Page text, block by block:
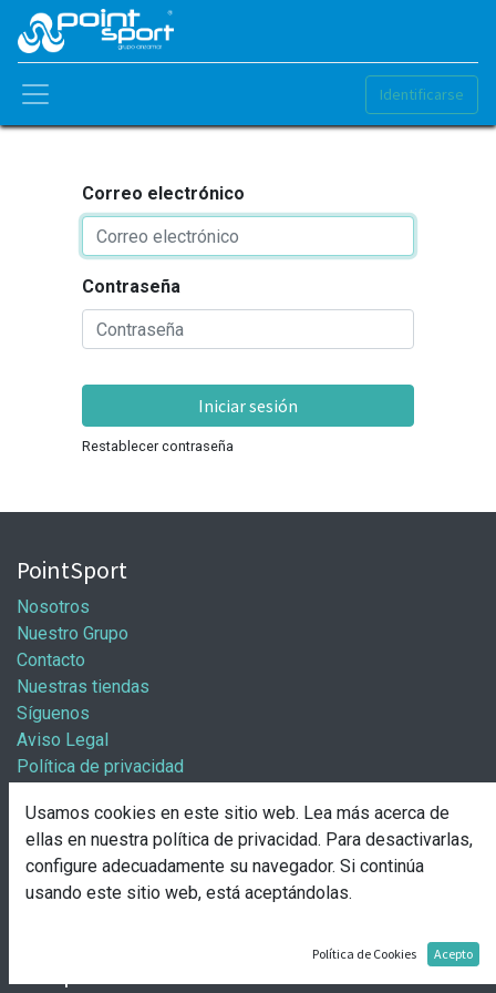
Identificarse
Correo electrónico
Contraseña
Iniciar sesión
Restablecer contraseña
PointSport
Nosotros
Nuestro Grupo
Contacto
Nuestras tiendas
Síguenos
Aviso Legal
Política de privacidad
Información / Franquicias
Abre tu tienda
Pasos para abrir tu tienda
Usamos cookies en este sitio web. Lea más acerca de
ellas en nuestra política de privacidad. Para desactivarlas,
configure adecuadamente su navegador. Si continúa
usando este sitio web, está aceptándolas.
Política de Cookies Acepto